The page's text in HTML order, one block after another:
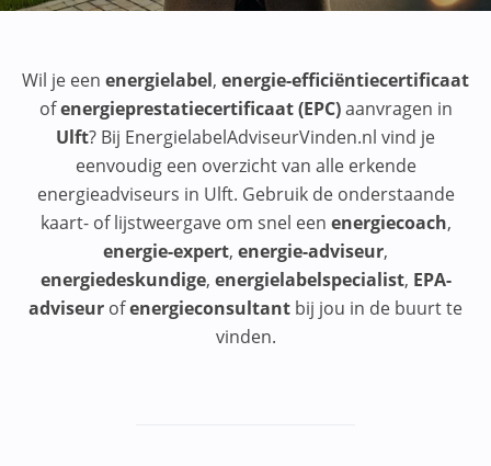
Wil je een energielabel, energie-efficiëntiecertificaat
ofenergieprestatiecertificaat (EPC)aanvragen in
Ulft? Bij EnergielabelAdviseurVinden.nl vind je
eenvoudig een overzicht van alle erkende
energieadviseurs in Ulft. Gebruik de onderstaande
kaart- of lijstweergave om snel een energiecoach,
energie-expert, energie-adviseur,
energiedeskundige, energielabelspecialist, EPA-
adviseur ofenergieconsultant bij jou in de buurt te
vinden.